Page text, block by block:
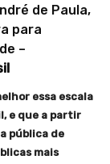
de Paula,
para
–
essa escala
e que a partir
pública de
mais